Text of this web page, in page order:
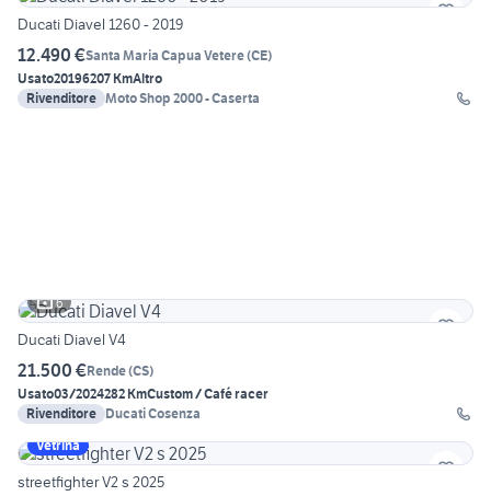
Ducati Diavel 1260 - 2019
12.490 €Santa Maria Capua Vetere(CE)
Usato20196207 KmAltro
Rivenditore Moto Shop 2000 - Caserta
6
Ducati Diavel V4
21.500 €Rende(CS)
Usato03/2024282 KmCustom / Café racer
Rivenditore Ducati Cosenza
Vetrina
streetfighter V2 s 2025